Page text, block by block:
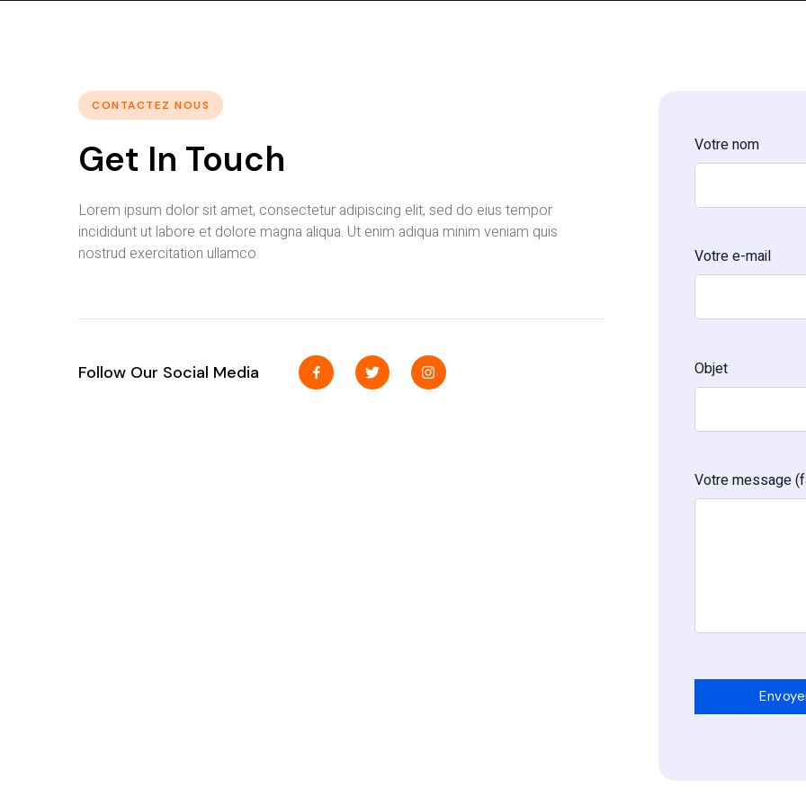
CONTACTEZ NOUS
Get In Touch
Lorem ipsum dolor sit amet, consectetur adipiscing elit, sed do eius tempor
incididunt ut labore et dolore magna aliqua. Ut enim adiqua minim veniam quis
nostrud exercitation ullamco
Follow Our Social Media
Votre nom
Votre e-mail
Objet
Votre message